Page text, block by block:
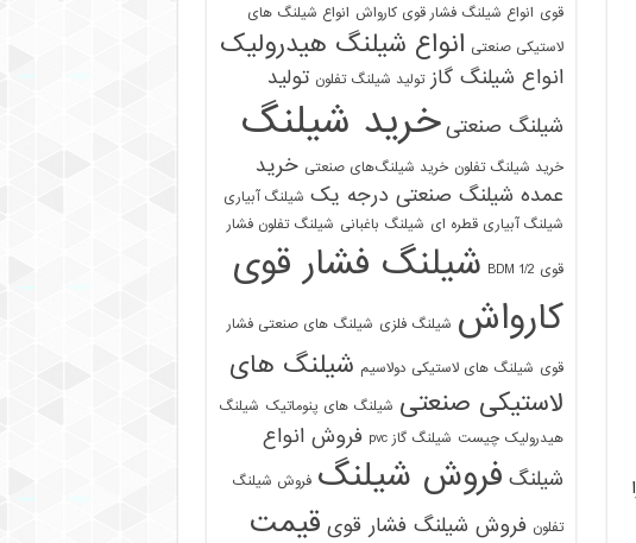
قوی انواع شیلنگ فشار قوی کارواش انواع شیلنگ های
لاستیکی صنعتی انواع شیلنگ هیدرولیک
انواع شیلنگ گاز تولید شیلنگ تفلون تولید
شیلنگ صنعتی خرید شیلنگ
خرید شیلنگ تفلون خرید شیلنگ‌های صنعتی خرید
عمده شیلنگ صنعتی درجه یک شیلنگ آبیاری
شیلنگ آبیاری قطره ای شیلنگ باغبانی شیلنگ تفلون فشار
قوی 1/2 BDM
شیلنگ فشار قوی
کارواش شیلنگ فلزی شیلنگ های صنعتی فشار
قوی شیلنگ های لاستیکی دولاسیم شیلنگ های
لاستیکی صنعتی شیلنگ های پنوماتیک شیلنگ
هیدرولیک چیست شیلنگ گاز pvc
فروش انواع
شیلنگ فروش شیلنگ فروش شیلنگ
تفلون فروش شیلنگ فشار قوی قیمت